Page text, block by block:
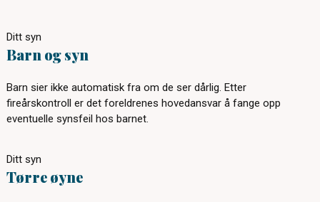
Ditt syn
Barn og syn
Barn sier ikke automatisk fra om de ser dårlig. Etter
fireårskontroll er det foreldrenes hovedansvar å fange opp
eventuelle synsfeil hos barnet.
Ditt syn
Tørre øyne